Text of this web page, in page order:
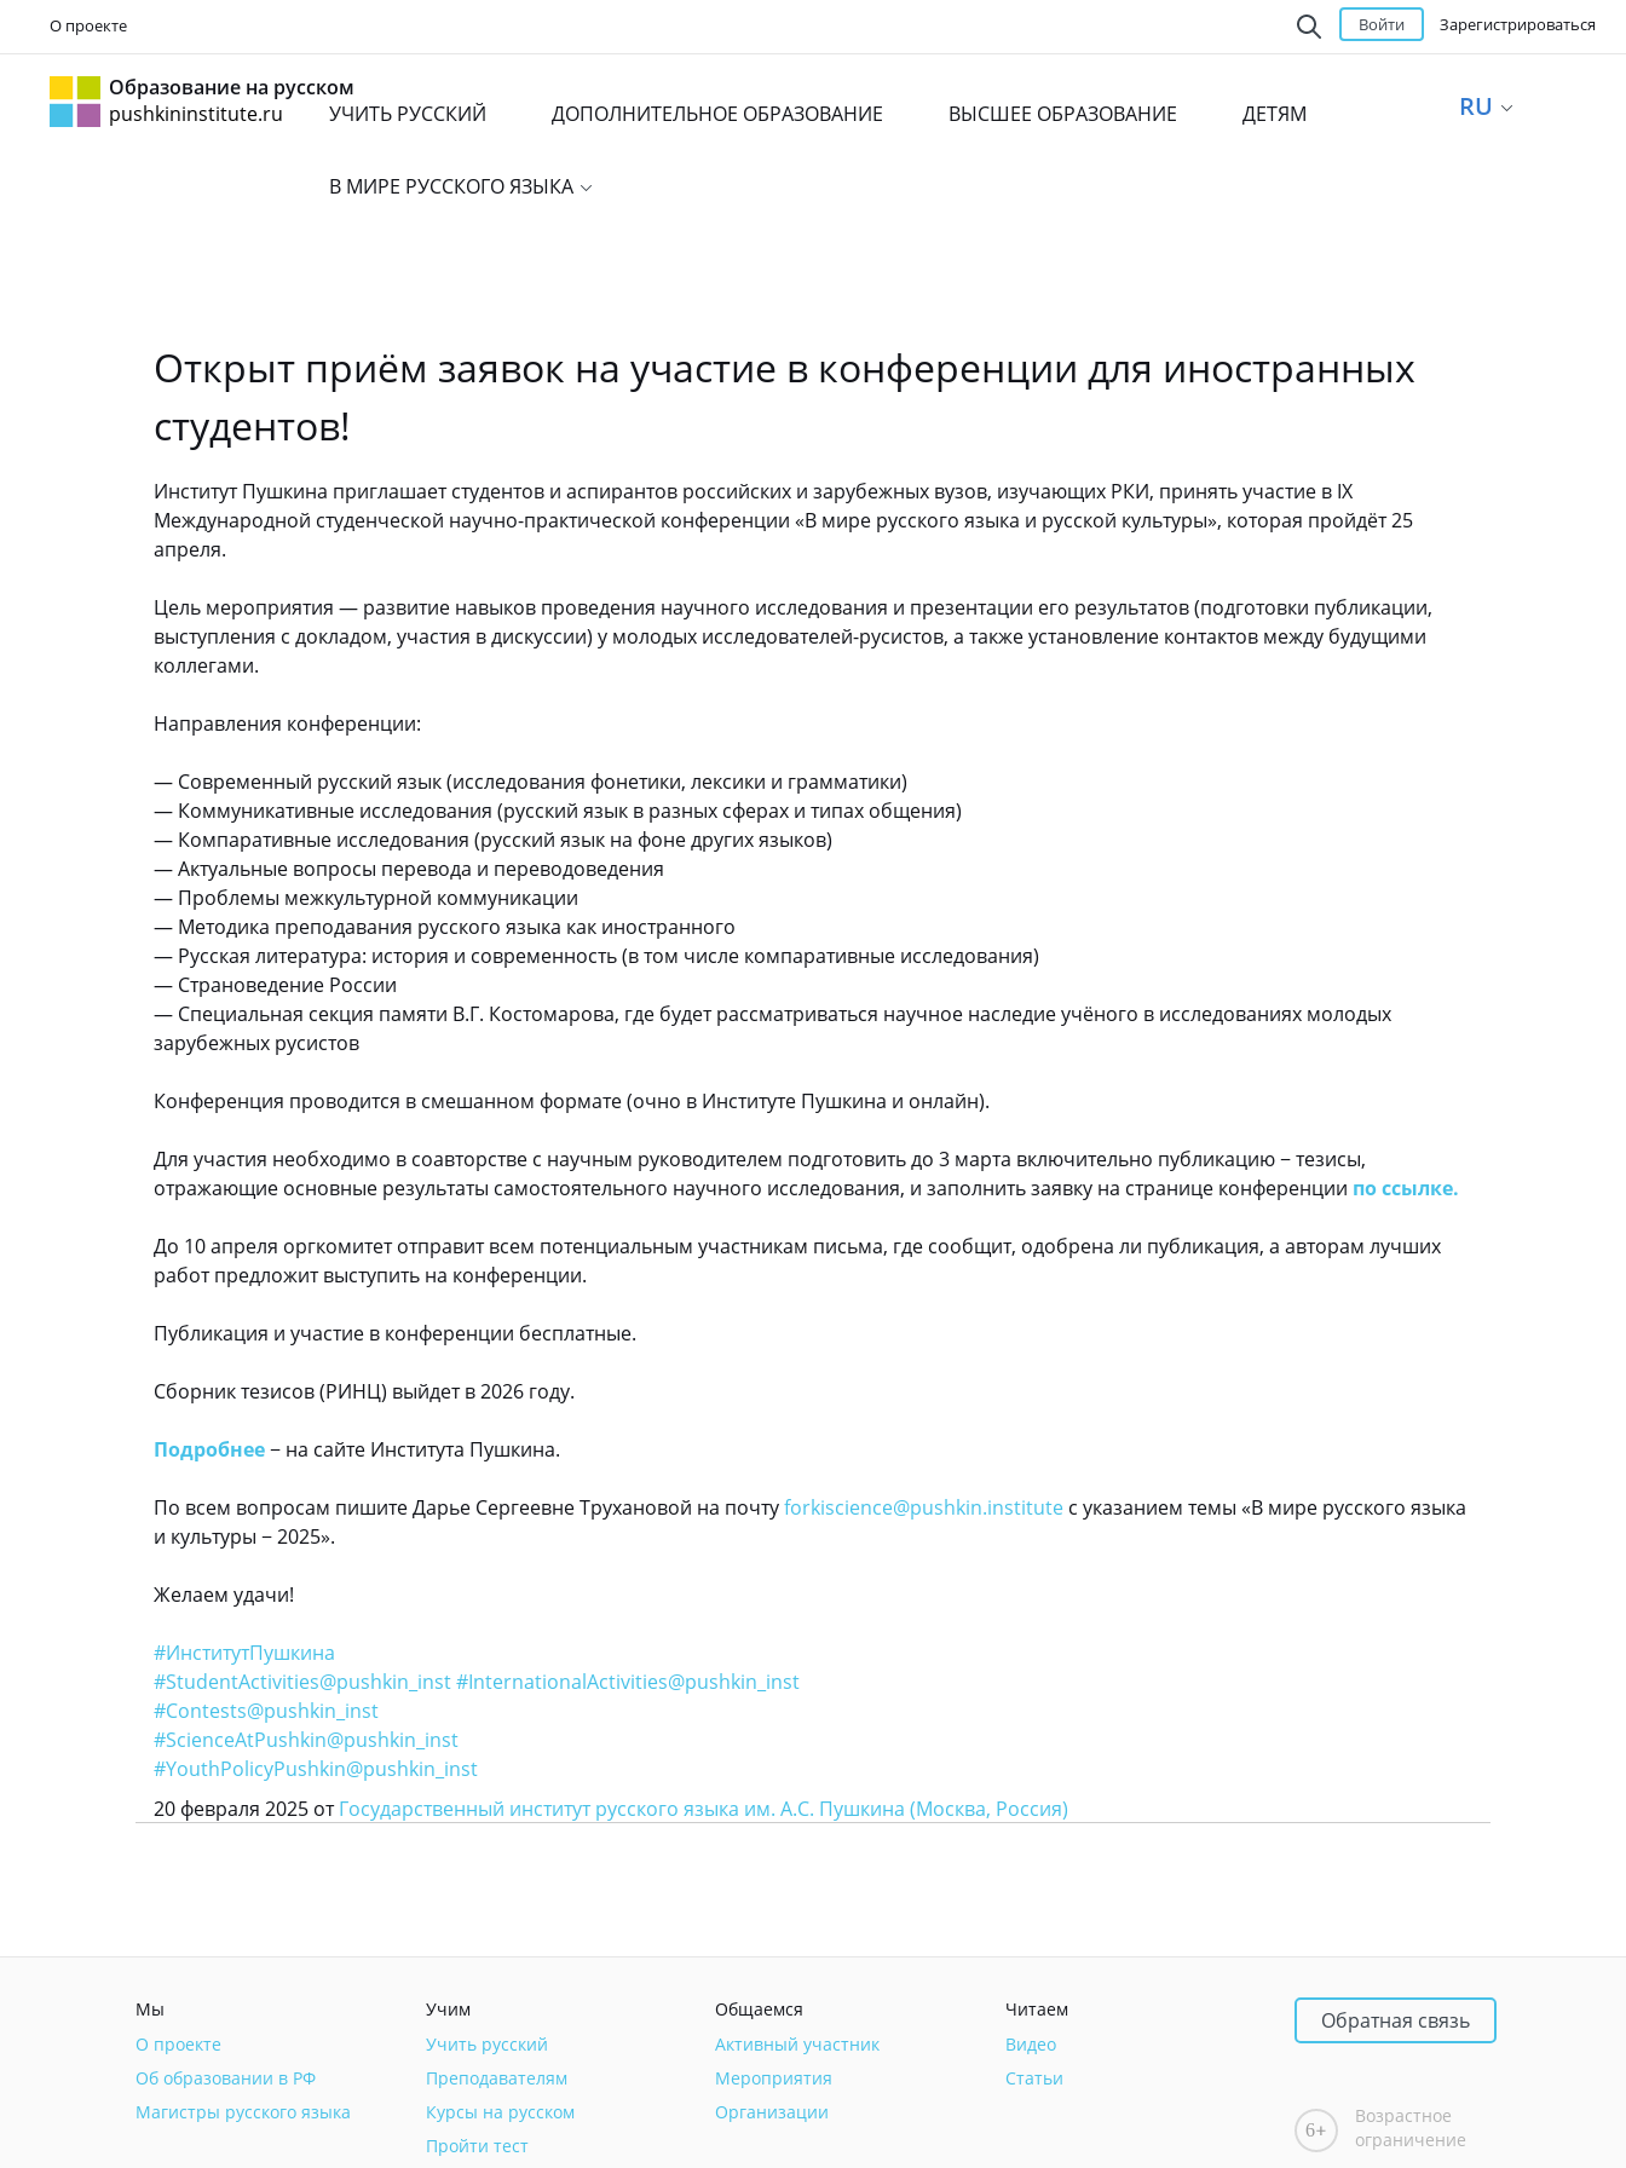
О проекте Войти Зарегистрироваться
Образование на русском
pushkininstitute.ru
УЧИТЬ РУССКИЙ ДОПОЛНИТЕЛЬНОЕ ОБРАЗОВАНИЕ ВЫСШЕЕ ОБРАЗОВАНИЕ ДЕТЯМ
В МИРЕ РУССКОГО ЯЗЫКА
RU
Открыт приём заявок на участие в конференции для иностранных
студентов!
Институт Пушкина приглашает студентов и аспирантов российских и зарубежных вузов, изучающих РКИ, принять участие в IX
Международной студенческой научно-практической конференции «В мире русского языка и русской культуры», которая пройдёт 25
апреля.
Цель мероприятия — развитие навыков проведения научного исследования и презентации его результатов (подготовки публикации,
выступления с докладом, участия в дискуссии) у молодых исследователей-русистов, а также установление контактов между будущими
коллегами.
Направления конференции:
— Современный русский язык (исследования фонетики, лексики и грамматики)
— Коммуникативные исследования (русский язык в разных сферах и типах общения)
— Компаративные исследования (русский язык на фоне других языков)
— Актуальные вопросы перевода и переводоведения
— Проблемы межкультурной коммуникации
— Методика преподавания русского языка как иностранного
— Русская литература: история и современность (в том числе компаративные исследования)
— Страноведение России
— Специальная секция памяти В.Г. Костомарова, где будет рассматриваться научное наследие учёного в исследованиях молодых
зарубежных русистов
Конференция проводится в смешанном формате (очно в Институте Пушкина и онлайн).
Для участия необходимо в соавторстве с научным руководителем подготовить до 3 марта включительно публикацию − тезисы,
отражающие основные результаты самостоятельного научного исследования, и заполнить заявку на странице конференции по ссылке.
До 10 апреля оргкомитет отправит всем потенциальным участникам письма, где сообщит, одобрена ли публикация, а авторам лучших
работ предложит выступить на конференции.
Публикация и участие в конференции бесплатные.
Сборник тезисов (РИНЦ) выйдет в 2026 году.
Подробнее− на сайте Института Пушкина.
По всем вопросам пишите Дарье Сергеевне Трухановой на почтуforkiscience@pushkin.institute с указанием темы «В мире русского языка
и культуры − 2025».
Желаем удачи!
#ИнститутПушкина
#StudentActivities@pushkin_inst#InternationalActivities@pushkin_inst
#Contests@pushkin_inst
#ScienceAtPushkin@pushkin_inst
#YouthPolicyPushkin@pushkin_inst
20 февраля 2025 отГосударственный институт русского языка им. А.С. Пушкина (Москва, Россия)
Мы
О проекте
Об образовании в РФ
Магистры русского языка
Учим
Учить русский
Преподавателям
Курсы на русском
Пройти тест
Общаемся
Активный участник
Мероприятия
Организации
Читаем
Видео
Статьи
Обратная связь
6
Возрастное
ограничение